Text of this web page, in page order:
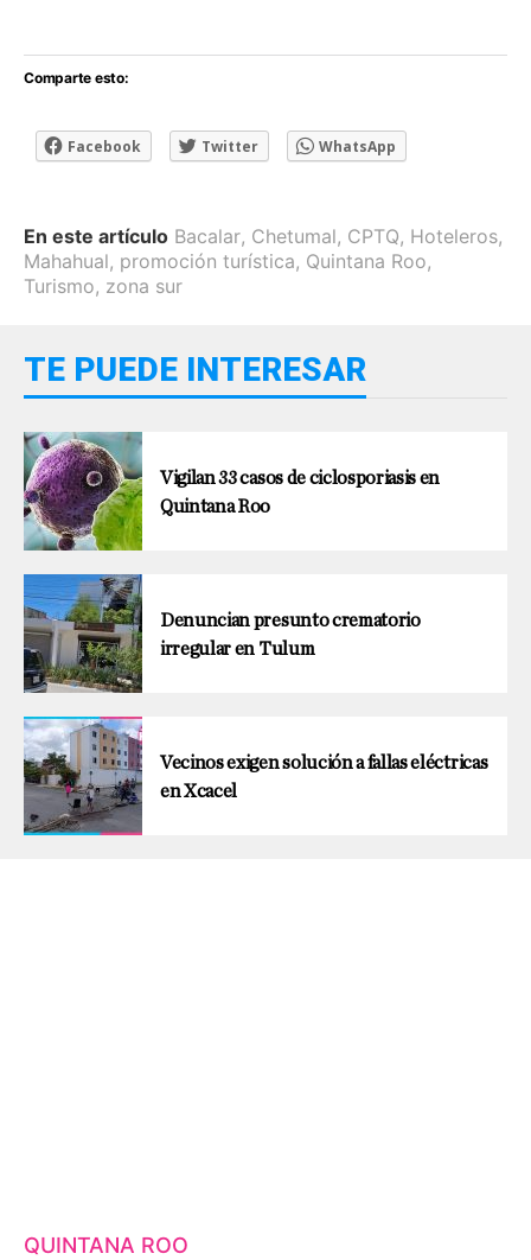
Comparte esto:
Facebook Twitter WhatsApp
En este artículo Bacalar, Chetumal, CPTQ, Hoteleros,
Mahahual, promoción turística, Quintana Roo,
Turismo, zona sur
TE PUEDE INTERESAR
Vigilan 33 casos de ciclosporiasis en
Quintana Roo
Denuncian presunto crematorio
irregular en Tulum
Vecinos exigen solución a fallas eléctricas
en Xcacel
QUINTANA ROO